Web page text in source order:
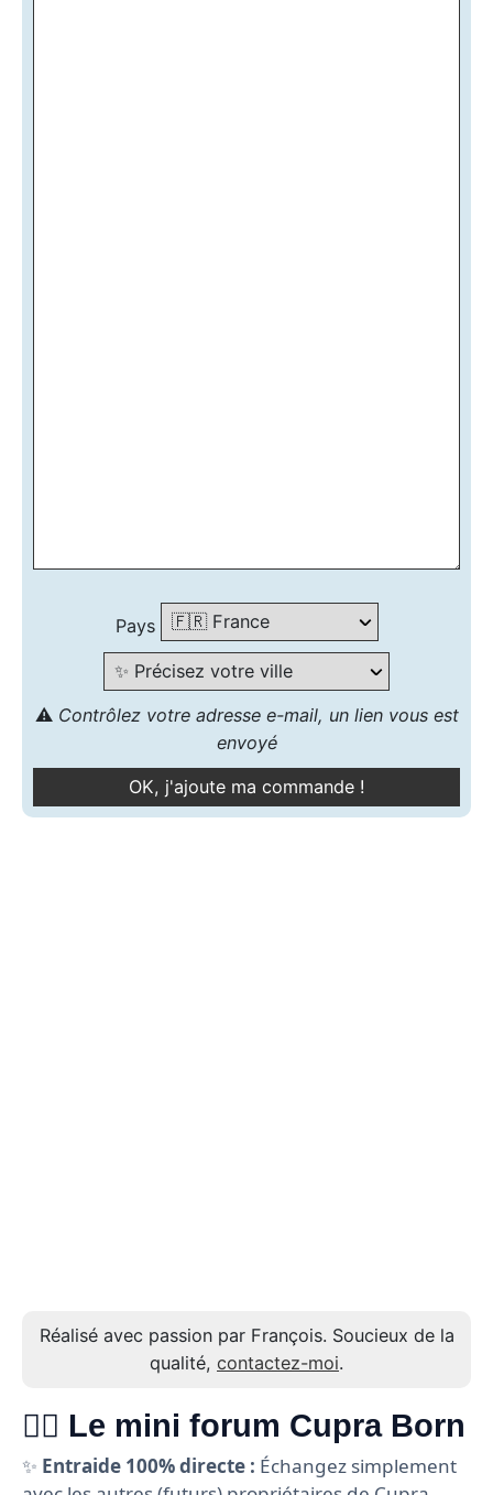
Pays
⚠️ Contrôlez votre adresse e-mail, un lien vous est
envoyé
Réalisé avec passion par François. Soucieux de la
qualité, contactez-moi.
🙋‍♂️ Le mini forum Cupra Born
✨ Entraide 100% directe : Échangez simplement